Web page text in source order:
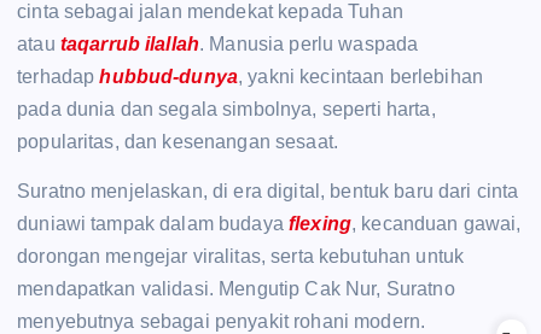
cinta sebagai jalan mendekat kepada Tuhan
atau taqarrub ilallah. Manusia perlu waspada
terhadaphubbud-dunya, yakni kecintaan berlebihan
pada dunia dan segala simbolnya, seperti harta,
popularitas, dan kesenangan sesaat.
Suratno menjelaskan, di era digital, bentuk baru dari cinta
duniawi tampak dalam budayaflexing, kecanduan gawai,
dorongan mengejar viralitas, serta kebutuhan untuk
mendapatkan validasi. Mengutip Cak Nur, Suratno
menyebutnya sebagai penyakit rohani modern.